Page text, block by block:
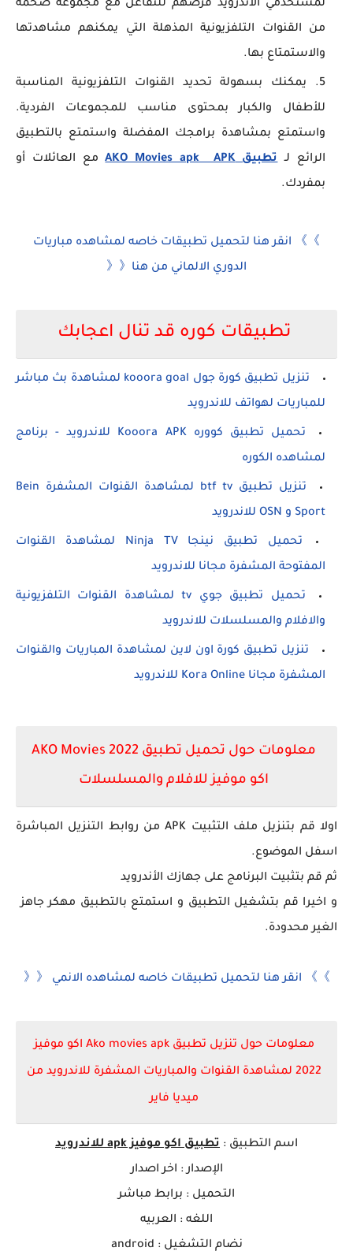
لمستخدمي الاندرويد فرصهم للتفاعل مع مجموعة ضخمة
من القنوات التلفزيونية المذهلة التي يمكنهم مشاهدتها
والاستمتاع بها.
يمكنك بسهولة تحديد القنوات التلفزيونية المناسبة
للأطفال والكبار بمحتوى مناسب للمجموعات الفردية.
واستمتع بمشاهدة برامجك المفضلة واستمتع بالتطبيق
الرائع لـتطبيق AKO Movies apk APK
مع العائلات أو
بمفردك.
》》 انقر هنا لتحميل تطبيقات خاصه لمشاهده مباريات
الدوري الالماني من هنا《《
تطبيقات كوره قد تنال اعجابك
تنزيل تطبيق كورة جول kooora goal لمشاهدة بث مباشر
للمباريات لهواتف للاندرويد
تحميل تطبيق كووره Kooora APK للاندرويد - برنامج
لمشاهده الكوره
تنزيل تطبيق btf tv لمشاهدة القنوات المشفرة Bein
Sport و OSN للاندرويد
تحميل تطبيق نينجا Ninja TV لمشاهدة القنوات
المفتوحة المشفرة مجانا للاندرويد
تحميل تطبيق جوي tv لمشاهدة القنوات التلفزيونية
والافلام والمسلسلات للاندرويد
تنزيل تطبيق كورة اون لاين لمشاهدة المباريات والقنوات
المشفرة مجانا Kora Online للاندرويد
معلومات حول تحميل تطبيق AKO Movies 2022
اكو موفيز للافلام والمسلسلات
اولا قم بتنزيل ملف التثبيت APK من روابط التنزيل المباشرة
اسفل الموضوع.
ثم قم بتثبيت البرنامج على جهازك الأندرويد
و اخيرا قم بتشغيل التطبيق و استمتع بالتطبيق مهكر جاهز
الغير محدودة.
》》 انقر هنا لتحميل تطبيقات خاصه لمشاهده الانمي 《《
معلومات حول تنزيل تطبيق Ako movies apk اكو موفيز
2022 لمشاهدة القنوات والمباريات المشفرة للاندرويد من
ميديا فاير
اسم التطبيق : تطبيق اكو موفيز apk للاندرويد
الإصدار : اخر اصدار
التحميل : برابط مباشر
اللغه : العربيه
نضام التشغيل : android